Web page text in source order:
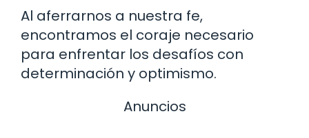
Al aferrarnos a nuestra fe,
encontramos el coraje necesario
para enfrentar los desafíos con
determinación y optimismo.
Anuncios